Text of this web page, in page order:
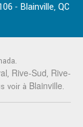
- Blainville, QC
, Rive-Sud, Rive-
voir à Blainville.